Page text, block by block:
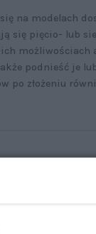
na modelach
się pięcio- lub
możliwościach
podnieść je
złożeniu